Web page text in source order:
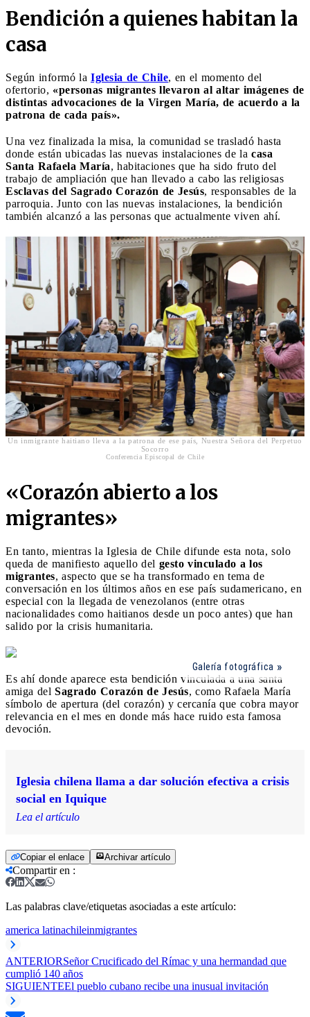
Bendición a quienes habitan la
casa
Según informó la Iglesia de Chile, en el momento del
ofertorio, «personas migrantes llevaron al altar imágenes de
distintas advocaciones de la Virgen María, de acuerdo a la
patrona de cada país».
Una vez finalizada la misa, la comunidad se trasladó hasta
donde están ubicadas las nuevas instalaciones de la casa
Santa Rafaela María, habitaciones que ha sido fruto del
trabajo de ampliación que han llevado a cabo las religiosas
Esclavas del Sagrado Corazón de Jesús, responsables de la
parroquia. Junto con las nuevas instalaciones, la bendición
también alcanzó a las personas que actualmente viven ahí.
Un inmigrante haitiano lleva a la patrona de ese país, Nuestra Señora del Perpetuo
Socorro
Conferencia Episcopal de Chile
«Corazón abierto a los
migrantes»
En tanto, mientras la Iglesia de Chile difunde esta nota, solo
queda de manifiesto aquello del gesto vinculado a los
migrantes, aspecto que se ha transformado en tema de
conversación en los últimos años en ese país sudamericano, en
especial con la llegada de venezolanos (entre otras
nacionalidades como haitianos desde un poco antes) que han
salido por la crisis humanitaria.
Galería fotográfica
Es ahí donde aparece esta bendición vinculada a una santa
amiga del Sagrado Corazón de Jesús, como Rafaela María
símbolo de apertura (del corazón) y cercanía que cobra mayor
relevancia en el mes en donde más hace ruido esta famosa
devoción.
Iglesia chilena llama a dar solución efectiva a crisis
social en Iquique
Lea el artículo
Copiar el enlace Archivar artículo
Compartir en :
Las palabras clave/etiquetas asociadas a este artículo:
america latinachileinmigrantes
ANTERIORSeñor Crucificado del Rímac y una hermandad que
cumplió 140 años
SIGUIENTEEl pueblo cubano recibe una inusual invitación